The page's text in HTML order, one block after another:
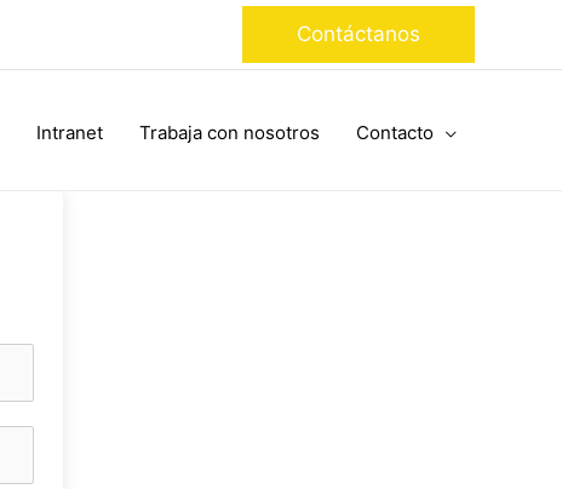
Contáctanos
Intranet Trabaja con nosotros Contacto